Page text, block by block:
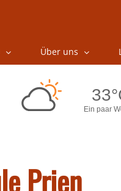
Über uns
Prien